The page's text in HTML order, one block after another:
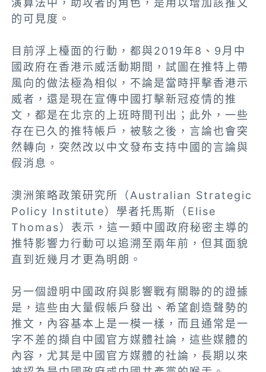
的可見度。
目前浮上檯面的行動，都與2019年8、9月中
國政府在香港示威活動期間，試圖在推特上帶
風向的做法極為相似，不論是當時抨擊香港示
威者，還是現在宣傳中國打擊新冠疫情的推
文，都是在北京的上班時間刊出；此外，一些
存在已久的推特帳戶，被駭之後，言論也會突
然轉向，突然改以中文發布支持中國的言論與
假消息。
澳洲策略政策研究所（Australian Strategic
Policy Institute）學者托馬斯（Elise
Thomas）表示，這一類中國政府秘密主導的
推特影響力行動可以追溯至兩年前，但其面貌
直到近幾月才更為明朗。
另一個證明中國政府與影響戰有關聯的的證據
是，這些由大量假帳戶發出、希望創造聲勢的
推文，內容基本上是一模一樣，而且通常是一
字不差的擷自中國官方媒體社論，這些媒體的
內容，尤其是中國官方媒體的社論，長期以來